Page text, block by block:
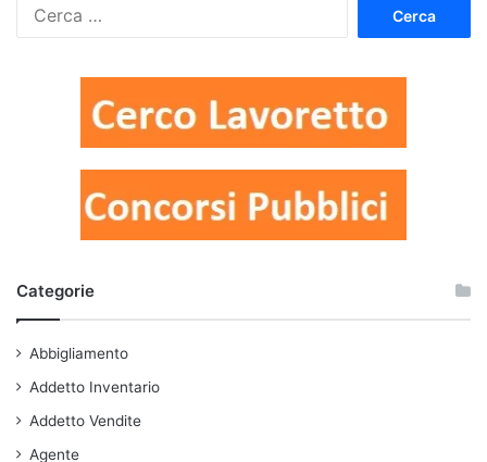
Categorie
Abbigliamento
Addetto Inventario
Addetto Vendite
Agente